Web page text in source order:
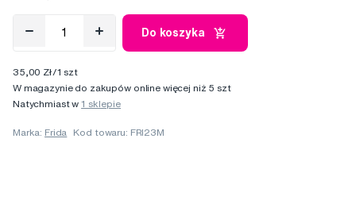
Do koszyka
35,00 Zł/1 szt
W magazynie do zakupów online więcej niż 5 szt
Natychmiast w1 sklepie
Marka: Frida Kod towaru: FRI23M